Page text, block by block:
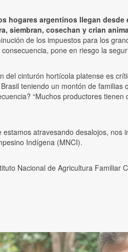
hogares argentinos llegan desde
siembran, cosechan y crian
de los impuestos para los
pone en riesgo la
cinturón hortícola platense es
teniendo un montón de familias
“Muchos productores tienen
atravesando desalojos, nos
Indígena (MNCI).
Nacional de Agricultura Familiar